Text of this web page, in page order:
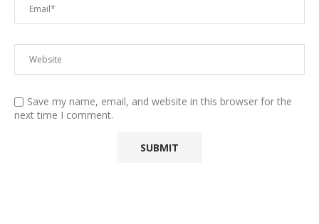
Save my name, email, and website in this browser for the
next time I comment.